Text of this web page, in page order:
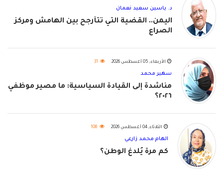
د. ياسين سعيد نعمان
اليمن.. القضية التي تتأرجح بين الهامش ومركز
الصراع
الأربعاء, 05 أغسطس 2026 31
سهير محمد
مناشدة إلى القيادة السياسية: ما مصير موظفي
٢٠٢٦؟
الثلاثاء, 04 أغسطس 2026 108
الهام محمد زارعي
كم مرة يُلدغ الوطن؟